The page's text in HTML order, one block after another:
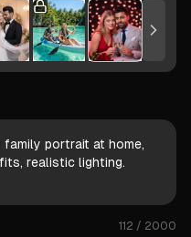
112 / 2000